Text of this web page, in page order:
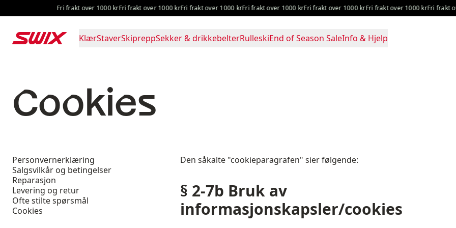
Hopp til innholdFri frakt over 1000 krFri frakt over 1000 krFri frakt over 1000 krFri frakt over 1000 krFri frakt over 1000 krFri frakt over 1000 krFri frakt over
KlærStaverSkipreppSekker & drikkebelterRulleskiEnd of Season SaleInfo & Hjelp
Cookies
Personvernerklæring
Salgsvilkår og betingelser
Reparasjon
Levering og retur
Ofte stilte spørsmål
Cookies
Den såkalte "cookieparagrafen" sier følgende:
§ 2-7b Bruk av
informasjonskapsler/cookies